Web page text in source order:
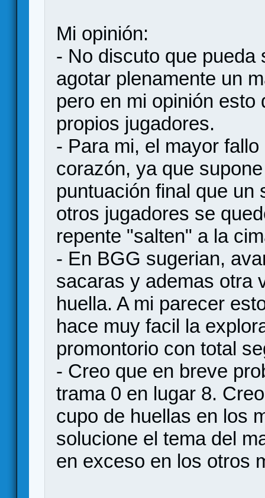
Mi opinión:
- No discuto que pueda
agotar plenamente un
pero en mi opinión
propios jugadores.
- Para mi, el mayor
corazón, ya que
puntuación final que un
otros jugadores se
repente "salten" a la
- En BGG sugerian,
sacaras y ademas otra
huella. A mi parecer
hace muy facil la
promontorio con total
- Creo que en breve
trama 0 en lugar 8.
cupo de huellas en los
solucione el tema del
en exceso en los otros